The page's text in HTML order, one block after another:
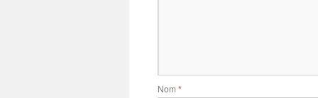
Nom *